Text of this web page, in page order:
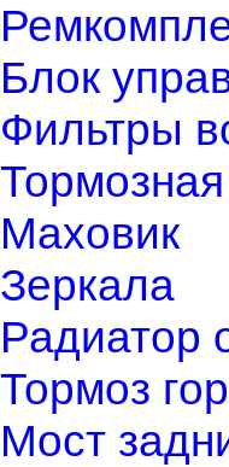
Блок
Фильтры
Маховик
Зеркала
Радиатор
Тормоз
Мост